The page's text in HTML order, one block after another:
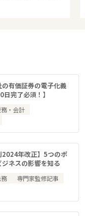
有価証券の電子化義
完了必須！】
・会計
2024年改正】5つのポ
ネスの影響を知る
専門家監修記事